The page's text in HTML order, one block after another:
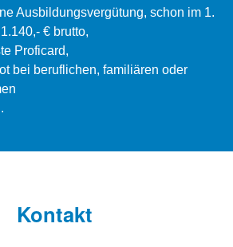
Ausbildungsvergütung, schon im 1.
€ brutto,
Proficard,
bei beruflichen, familiären oder
Kontakt